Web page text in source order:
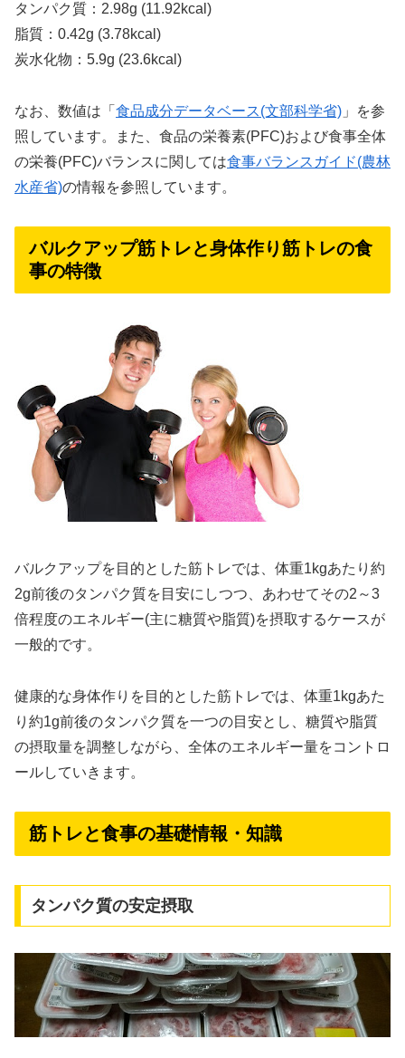
タンパク質：2.98g (11.92kcal)
脂質：0.42g (3.78kcal)
炭水化物：5.9g (23.6kcal)
なお、数値は「 食品成分データベース(文部科学省) 」を参
照しています。また、食品の栄養素(PFC)および食事全体
の栄養(PFC)バランスに関しては食事バランスガイド(農林
水産省)の情報を参照しています。
バルクアップ筋トレと身体作り筋トレの食
事の特徴
バルクアップを目的とした筋トレでは、体重1kgあたり約
2g前後のタンパク質を目安にしつつ、あわせてその2～3
倍程度のエネルギー(主に糖質や脂質)を摂取するケースが
一般的です。
健康的な身体作りを目的とした筋トレでは、体重1kgあた
り約1g前後のタンパク質を一つの目安とし、糖質や脂質
の摂取量を調整しながら、全体のエネルギー量をコントロ
ールしていきます。
筋トレと食事の基礎情報・知識
タンパク質の安定摂取